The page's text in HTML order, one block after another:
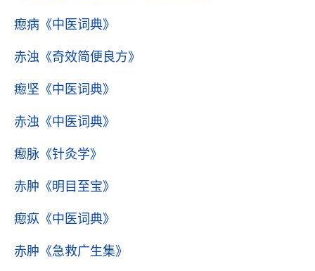
瘛病 《中医词典》
赤浊 《奇效简便良方》
瘛坚 《中医词典》
赤浊 《中医词典》
瘛脉 《针灸学》
赤肿 《明目至宝》
瘛疭 《中医词典》
赤肿 《急救广生集》